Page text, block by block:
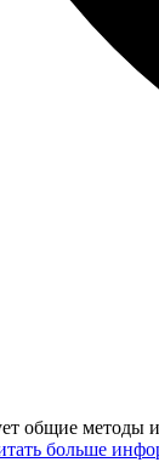
общие методы
больше